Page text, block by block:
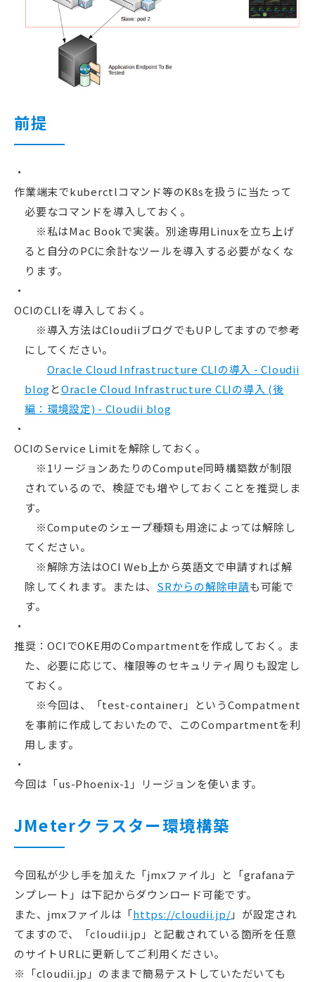
前提
作業端末でkuberctlコマンド等のK8sを扱うに当たって
必要なコマンドを導入しておく。
※私はMac Bookで実装。別途専用Linuxを立ち上げ
ると自分のPCに余計なツールを導入する必要がなくな
ります。
OCIのCLIを導入しておく。
※導入方法はCloudiiブログでもUPしてますので参考
にしてください。
Oracle Cloud Infrastructure CLIの導入 - Cloudii
blogとOracle Cloud Infrastructure CLIの導入 (後
編：環境設定) - Cloudii blog
OCIのService Limitを解除しておく。
※1リージョンあたりのCompute同時構築数が制限
されているので、検証でも増やしておくことを推奨しま
す。
※Computeのシェープ種類も用途によっては解除し
てください。
※解除方法はOCI Web上から英語文で申請すれば解
除してくれます。または、 SRからの解除申請も可能で
す。
推奨：OCIでOKE用のCompartmentを作成しておく。ま
た、必要に応じて、権限等のセキュリティ周りも設定し
ておく。
※今回は、「test-container」というCompatment
を事前に作成しておいたので、このCompartmentを利
用します。
今回は「us-Phoenix-1」リージョンを使います。
JMeterクラスター環境構築
今回私が少し手を加えた「jmxファイル」と「grafanaテ
ンプレート」は下記からダウンロード可能です。
また、jmxファイルは「https://cloudii.jp/」が設定され
てますので、「cloudii.jp」と記載されている箇所を任意
のサイトURLに更新してご利用ください。
※「cloudii.jp」のままで簡易テストしていただいても